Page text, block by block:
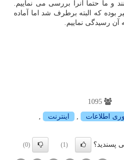
و ما حتما آنرا بررسی می نماییم.
بوده که البته برطرف شد اما آماده
آن رسیدگی نماییم.
اطلاعات اینترنت
پسندید؟ (1)
(0)